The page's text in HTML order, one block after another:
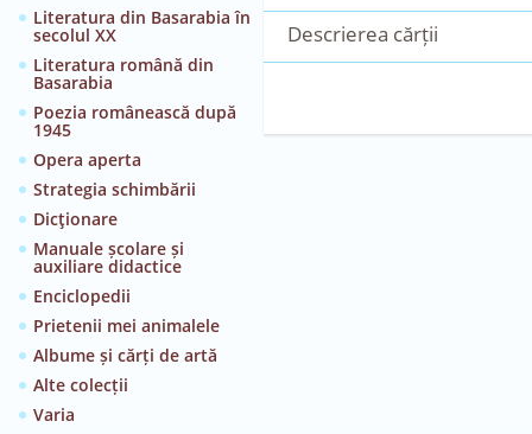
Literatura din Basarabia în
secolul XX
Literatura română din
Basarabia
Poezia românească după
1945
Opera aperta
Strategia schimbării
Dicţionare
Manuale școlare și
auxiliare didactice
Enciclopedii
Prietenii mei animalele
Albume și cărți de artă
Alte colecții
Varia
Descrierea cărții